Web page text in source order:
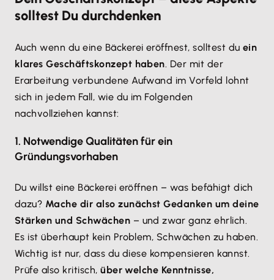
solltest Du durchdenken
Auch wenn du eine Bäckerei eröffnest, solltest du ein
klares Geschäftskonzept haben. Der mit der
Erarbeitung verbundene Aufwand im Vorfeld lohnt
sich in jedem Fall, wie du im Folgenden
nachvollziehen kannst:
1. Notwendige Qualitäten für ein
Gründungsvorhaben
Du willst eine Bäckerei eröffnen – was befähigt dich
dazu? Mache dir also zunächst Gedanken um deine
Stärken und Schwächen – und zwar ganz ehrlich.
Es ist überhaupt kein Problem, Schwächen zu haben.
Wichtig ist nur, dass du diese kompensieren kannst.
Prüfe also kritisch,über welche Kenntnisse,